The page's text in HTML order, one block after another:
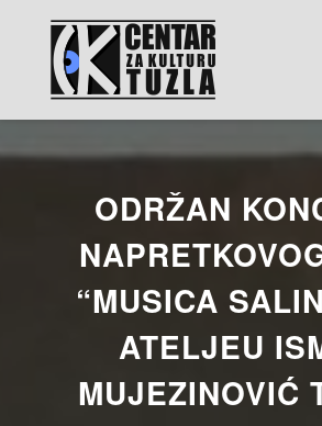
ODRŽAN
“MUSICA
ATELJEU
MUJEZINOVIĆ